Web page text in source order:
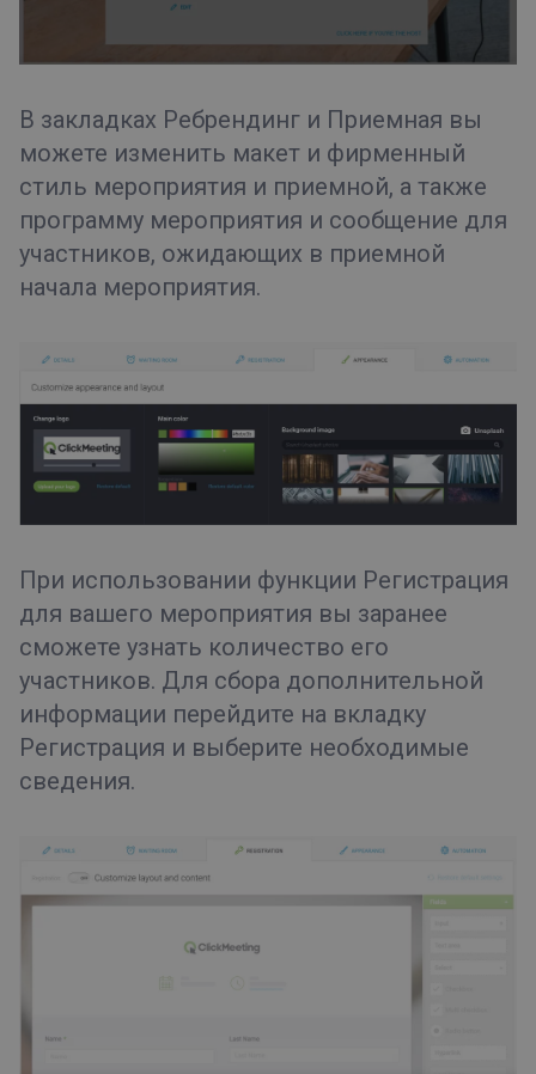
В закладках Ребрендинг и Приемная вы
можете изменить макет и фирменный
стиль мероприятия и приемной, а также
программу мероприятия и сообщение для
участников, ожидающих в приемной
начала мероприятия.
При использовании функции Регистрация
для вашего мероприятия вы заранее
сможете узнать количество его
участников. Для сбора дополнительной
информации перейдите на вкладку
Регистрация и выберите необходимые
сведения.